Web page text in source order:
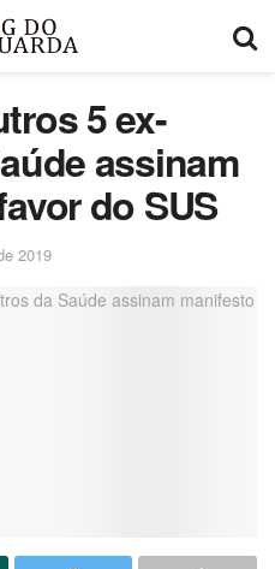
5 ex-
assinam
do SUS
2019